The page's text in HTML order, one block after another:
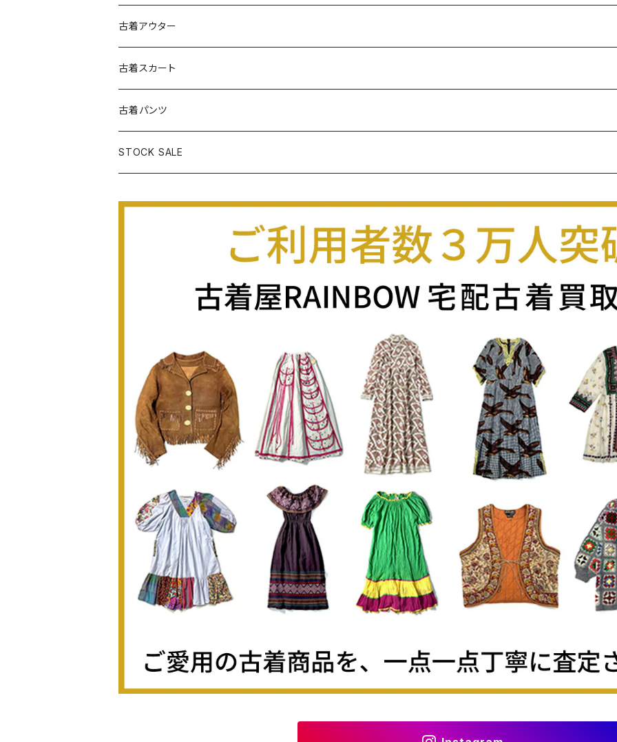
古着キャミソールワンピース
古着ベアトップワンピース
古着オールインワン
古着オーバーオール
古着ノースリーブシャツ・ブラウス
古着スウェット
古着パーカー
古着プルオーバー
古着長袖プルオーバー
古着半袖プルオーバー
古着Ｔシャツ
古着長袖Ｔシャツ
古着半袖Ｔシャツ
古着ベスト
古着キャミソール
古着パーカー
古着タンクトップ
古着セーター
古着カーディガン
古着半袖ニット
古着ニットアウター
古着アウター
古着ライトジャケット
古着ライトコート
古着ヘビージャケット
古着スカート
古着ロング丈スカート (丈76cm-)
古着膝丈スカート (丈56-75cm)
古着ミニ丈スカート (丈56-75cm)
古着パンツ
古着ロング丈パンツ
STOCK SALE